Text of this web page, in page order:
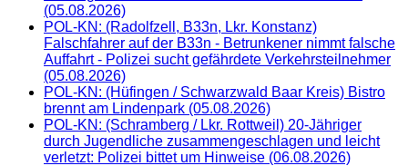
(05.08.2026)
POL-KN: (Radolfzell, B33n, Lkr. Konstanz)
Falschfahrer auf der B33n - Betrunkener nimmt falsche
Auffahrt - Polizei sucht gefährdete Verkehrsteilnehmer
(05.08.2026)
POL-KN: (Hüfingen / Schwarzwald Baar Kreis) Bistro
brennt am Lindenpark (05.08.2026)
POL-KN: (Schramberg / Lkr. Rottweil) 20-Jähriger
durch Jugendliche zusammengeschlagen und leicht
verletzt: Polizei bittet um Hinweise (06.08.2026)